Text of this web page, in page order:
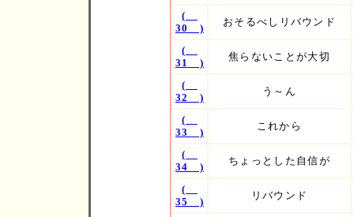
(
30 )
おそるべしリバウンド
(
31 )
焦らないことが大切
(
32 )
う～ん
(
33 )
これから
(
34 )
ちょっとした自信が
(
35 )
リバウンド